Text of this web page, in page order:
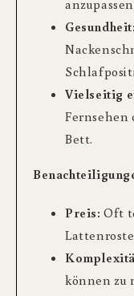
Gesundheit:
Vielseitig
Fernsehen
Bett.
Preis: Oft
können zu